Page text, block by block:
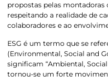
propostas pelas montadoras
respeitando a realidade de
colaboradores e ao
ESG é um termo que se
(Environmental, Social and
significam “Ambiental,
tornou-se um forte